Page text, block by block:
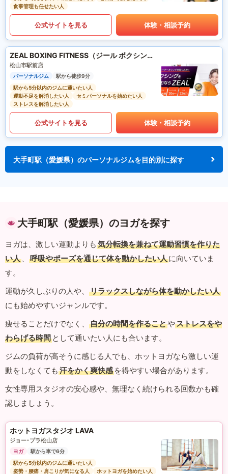
食事管理も任せたい人
公式サイトを見る 体験・相談予約
ZEAL BOXING FITNESS（ジール ボクシング フィットネス）
松山市駅前店
パーソナルジム
駅から徒歩9分
駅から5分以内のジムに通いたい人
運動不足を解消したい人
セミパーソナルを始めたい人
ストレスを解消したい人
公式サイトを見る 体験・相談予約
大手町駅（愛媛県）のパーソナルジムを目的別に探す
大手町駅（愛媛県）のヨガを探す
ヨガは、激しい運動よりも 気分転換を兼ねて運動習慣を作りた
い人 、 呼吸やポーズを通じて体を動かしたい人に向いていま
す。
運動が久しぶりの人や、
リラックスしながら体を動かしたい人
にも始めやすいジャンルです。
痩せることだけでなく、
自分の時間を作ることやストレスをや
わらげる時間 として通いたい人にも合います。
ジムの負荷が高そうに感じる人でも、ホットヨガなら激しい運
動をしなくても 汗をかく爽快感 を得やすい場合があります。
女性専用スタジオの安心感や、無理なく続けられる回数かも確
認しましょう。
ホットヨガスタジオ LAVA
ジョー･プラ松山店
ヨガ
駅から車で6分
駅から5分以内のジムに通いたい人
姿勢・腰痛・肩こりが気になる人
ホットヨガを始めたい人